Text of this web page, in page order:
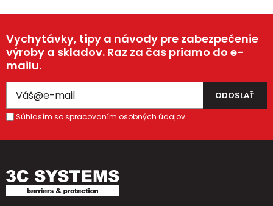
Vychytávky, tipy a návody pre zabezpečenie
výroby a skladov. Raz za čas priamo do e-
mailu.
Súhlasím so spracovaním osobných údajov.